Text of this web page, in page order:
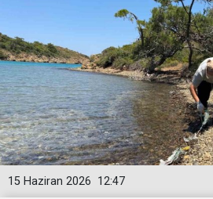
12:47
15 Haziran 2026